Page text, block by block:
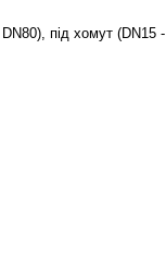
під хомут (DN15 -